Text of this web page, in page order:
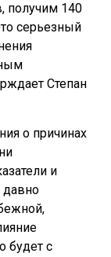
получим 140
серьезный
Степан
о причинах
и
давно
будет с